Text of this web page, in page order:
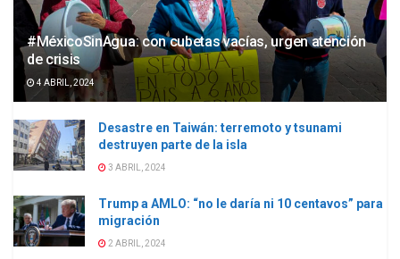
#MéxicoSinAgua: con cubetas vacías, urgen atención
de crisis
4 ABRIL, 2024
Desastre en Taiwán: terremoto y tsunami
destruyen parte de la isla
3 ABRIL, 2024
Trump a AMLO: “no le daría ni 10 centavos” para
migración
2 ABRIL, 2024